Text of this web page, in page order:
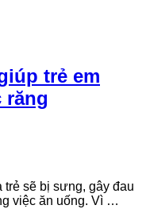
trẻ em
răng
sẽ bị sưng, gây đau
việc ăn uống. Vì …